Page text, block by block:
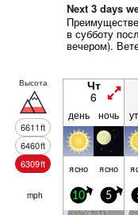
Next 3 days
в субботу
вечером).
Высота
6611ft
6460ft
6309ft
Чт
6
день ночь
ясно ясно
mph 10 5